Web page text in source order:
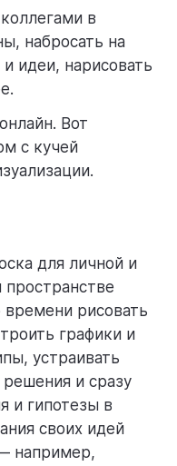
в
набросать на
идеи, нарисовать
Вот
с кучей
для личной и
рисовать
графики и
устраивать
и сразу
и гипотезы в
своих идей
например,